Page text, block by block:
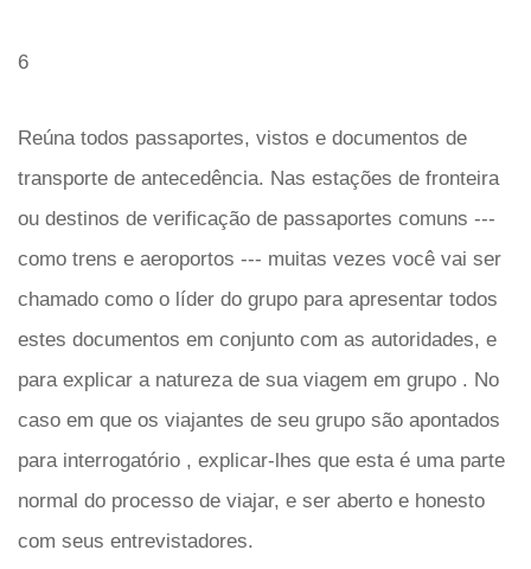
6
Reúna todos passaportes, vistos e documentos de
transporte de antecedência. Nas estações de fronteira
ou destinos de verificação de passaportes comuns ---
como trens e aeroportos --- muitas vezes você vai ser
chamado como o líder do grupo para apresentar todos
estes documentos em conjunto com as autoridades, e
para explicar a natureza de sua viagem em grupo . No
caso em que os viajantes de seu grupo são apontados
para interrogatório , explicar-lhes que esta é uma parte
normal do processo de viajar, e ser aberto e honesto
com seus entrevistadores.